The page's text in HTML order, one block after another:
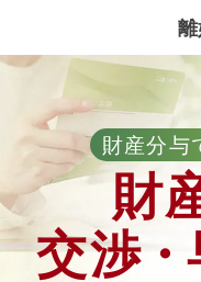
財産分与
財
交渉・